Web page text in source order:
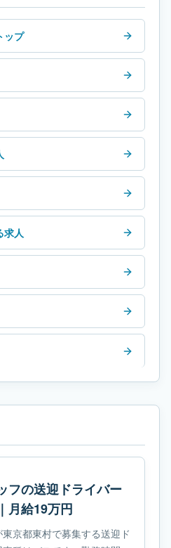
ップ
求人
フの送迎ドライバー
月給19万円
京都東村で募集する送迎ド